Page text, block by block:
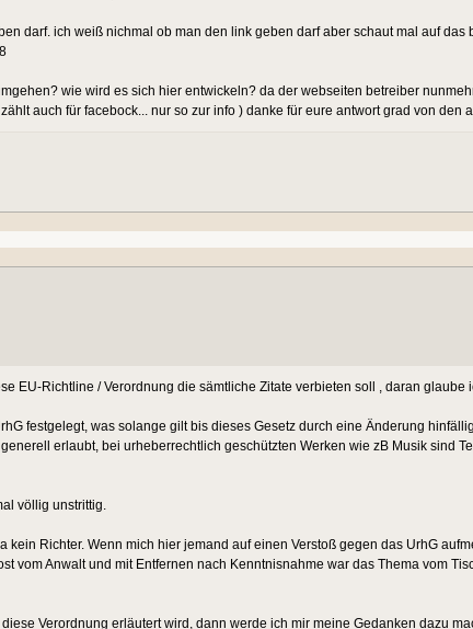
darf. ich weiß nichmal ob man den link geben darf aber schaut mal auf
wie wird es sich hier entwickeln? da der webseiten betreiber
auch für facebock... nur so zur info ) danke für eure antwort grad von den
EU-Richtline / Verordnung die sämtliche Zitate verbieten soll , daran glaube
festgelegt, was solange gilt bis dieses Gesetz durch eine Änderung
erlaubt, bei urheberrechtlich geschützten Werken wie zB Musik sind
völlig unstrittig.
kein Richter. Wenn mich hier jemand auf einen Verstoß gegen das UrhG
vom Anwalt und mit Entfernen nach Kenntnisnahme war das Thema vom
Verordnung erläutert wird, dann werde ich mir meine Gedanken dazu